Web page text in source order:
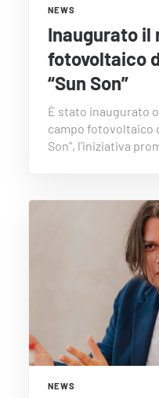
NEWS
Inaugurato il
fotovoltaico
“Sun Son”
È stato inaugurato
campo fotovoltaico
Son", l'iniziativa
NEWS